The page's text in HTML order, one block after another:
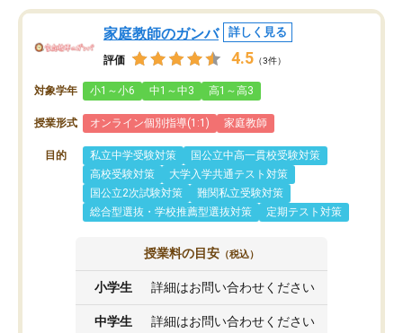
家庭教師のガンバ 詳しく見る
評価 4.5 （3件）
対象学年 小1～小6 中1～中3 高1～高3
授業形式 オンライン個別指導(1:1) 家庭教師
目的 私立中学受験対策
国公立中高一貫校受験対策
高校受験対策
大学入学共通テスト対策
国公立2次試験対策
難関私立受験対策
総合型選抜・学校推薦型選抜対策
定期テスト対策
授業料の目安 （税込）
小学生 詳細はお問い合わせください
中学生 詳細はお問い合わせください